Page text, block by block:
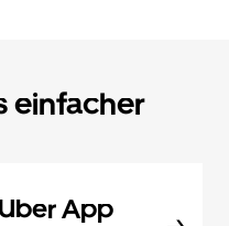
einfacher
App